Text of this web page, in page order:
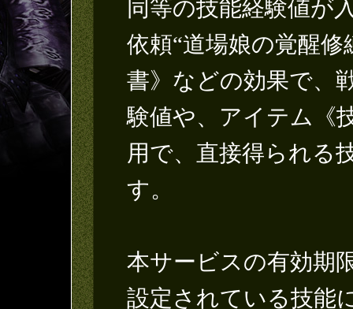
同等の技能経験値が
依頼“道場娘の覚醒
書》などの効果で、
験値や、アイテム《
用で、直接得られる
す。
本サービスの有効期
設定されている技能